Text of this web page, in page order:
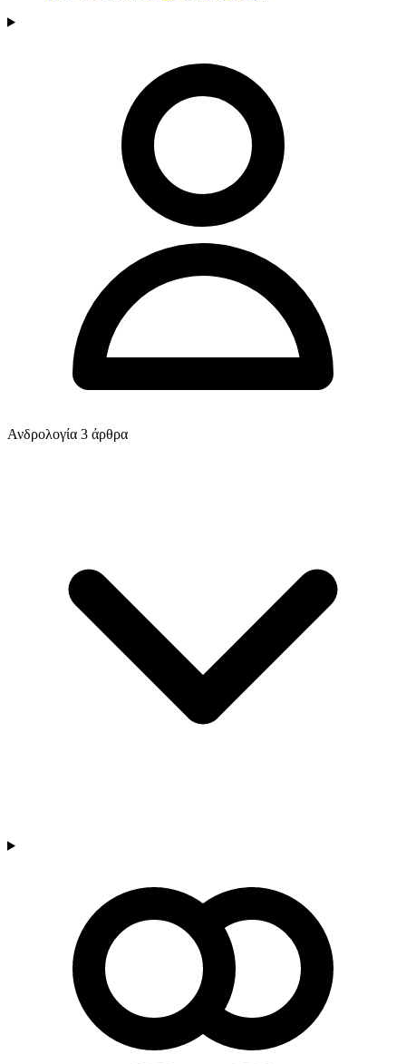
Ανδρολογία 3 άρθρα